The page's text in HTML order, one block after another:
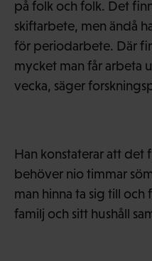
på folk och folk. Det
skiftarbete, men ändå
för periodarbete. Där
mycket man får arbeta
vecka, säger
Han konstaterar att det
behöver nio timmar
man hinna ta sig till och
familj och sitt hushåll